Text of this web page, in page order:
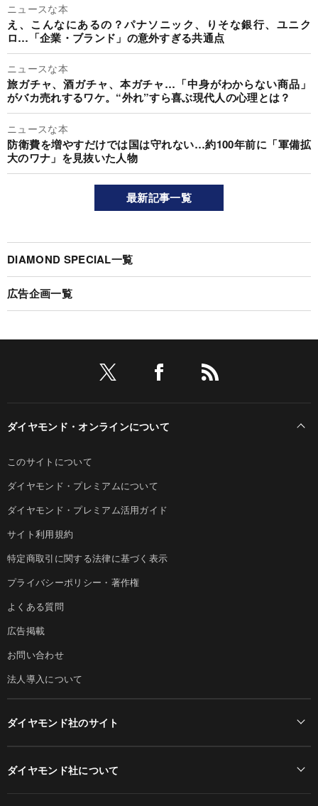
ニュースな本
え、こんなにあるの？パナソニック、りそな銀行、ユニク
ロ…「企業・ブランド」の意外すぎる共通点
ニュースな本
旅ガチャ、酒ガチャ、本ガチャ…「中身がわからない商品」
がバカ売れするワケ。“外れ”すら喜ぶ現代人の心理とは？
ニュースな本
防衛費を増やすだけでは国は守れない…約100年前に「軍備拡
大のワナ」を見抜いた人物
最新記事一覧
DIAMOND SPECIAL一覧
広告企画一覧
ダイヤモンド・オンラインについて
このサイトについて
ダイヤモンド・プレミアムについて
ダイヤモンド・プレミアム活用ガイド
サイト利用規約
特定商取引に関する法律に基づく表示
プライバシーポリシー・著作権
よくある質問
広告掲載
お問い合わせ
法人導入について
ダイヤモンド社のサイト
ダイヤモンド社について